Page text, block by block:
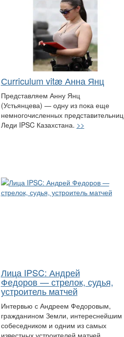
Сurriculum vitæ Анна Янц
Представляем Анну Янц
(Устьянцева) — одну из пока еще
немногочисленных представительниц
Леди IPSC Казахстана. >>
Лица IPSC: Андрей
Федоров — стрелок, судья,
устроитель матчей
Интервью с Андреем Федоровым,
гражданином Земли, интереснейшим
собеседником и одним из самых